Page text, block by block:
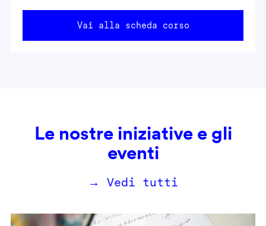
Vai alla scheda corso
Le nostre iniziative e gli
eventi
→ Vedi tutti